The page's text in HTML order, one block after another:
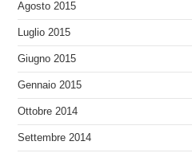
Agosto 2015
Luglio 2015
Giugno 2015
Gennaio 2015
Ottobre 2014
Settembre 2014